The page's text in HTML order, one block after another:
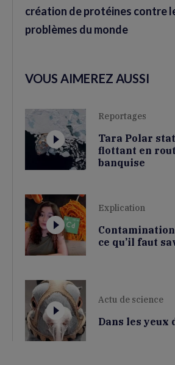
création de protéines contre
problèmes du monde
VOUS AIMEREZ AUSSI
Reportages
Tara Polar
flottant en
banquise
Explication
ce qu’il faut
Actu de science
Dans les yeux